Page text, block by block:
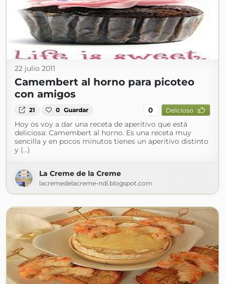
22 julio 2011
Camembert al horno para picoteo
con amigos
21 0 Guardar 0 Delicioso
Hoy os voy a dar una receta de aperitivo que está
deliciosa: Camembert al horno. Es una receta muy
sencilla y en pocos minutos tienes un aperitivo distinto
y (...)
La Creme de la Creme
lacremedelacreme-ndl.blogspot.com